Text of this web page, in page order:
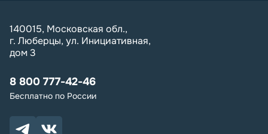
140015, Московская обл.,
г. Люберцы, ул. Инициативная,
дом 3
8 800 777-42-46
Бесплатно по России